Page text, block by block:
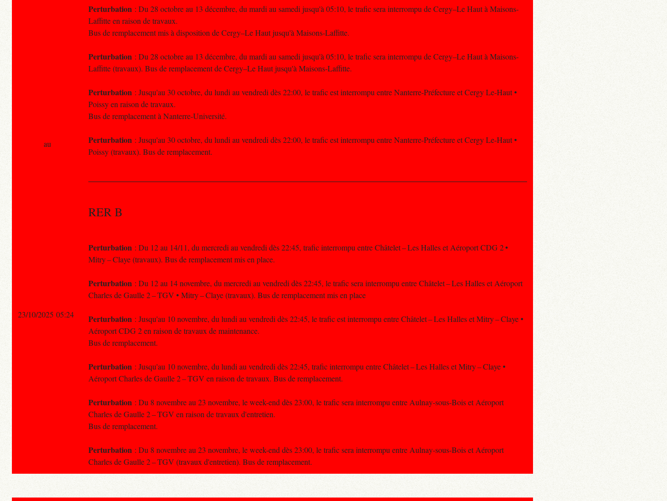
Perturbation : Du 28 octobre au 13 décembre, du mardi au samedi jusqu'à 05:10, le trafic sera interrompu de Cergy–Le Haut à Maisons-
Laffitte en raison de travaux.
Bus de remplacement mis à disposition de Cergy–Le Haut jusqu'à Maisons-Laffitte.
Perturbation : Du 28 octobre au 13 décembre, du mardi au samedi jusqu'à 05:10, le trafic sera interrompu de Cergy–Le Haut à Maisons-
Laffitte (travaux). Bus de remplacement de Cergy–Le Haut jusqu'à Maisons-Laffitte.
Perturbation : Jusqu'au 30 octobre, du lundi au vendredi dès 22:00, le trafic est interrompu entre Nanterre-Préfecture et Cergy Le-Haut •
Poissy en raison de travaux.
Bus de remplacement à Nanterre-Université.
Perturbation : Jusqu'au 30 octobre, du lundi au vendredi dès 22:00, le trafic est interrompu entre Nanterre-Préfecture et Cergy Le-Haut •
Poissy (travaux). Bus de remplacement.
RER B
Perturbation : Du 12 au 14/11, du mercredi au vendredi dès 22:45, trafic interrompu entre Châtelet – Les Halles et Aéroport CDG 2 •
Mitry – Claye (travaux). Bus de remplacement mis en place.
Perturbation : Du 12 au 14 novembre, du mercredi au vendredi dès 22:45, le trafic sera interrompu entre Châtelet – Les Halles et Aéroport
Charles de Gaulle 2 – TGV • Mitry – Claye (travaux). Bus de remplacement mis en place
Perturbation : Jusqu'au 10 novembre, du lundi au vendredi dès 22:45, le trafic est interrompu entre Châtelet – Les Halles et Mitry – Claye •
Aéroport CDG 2 en raison de travaux de maintenance.
Bus de remplacement.
Perturbation : Jusqu'au 10 novembre, du lundi au vendredi dès 22:45, trafic interrompu entre Châtelet – Les Halles et Mitry – Claye •
Aéroport Charles de Gaulle 2 – TGV en raison de travaux. Bus de remplacement.
Perturbation : Du 8 novembre au 23 novembre, le week-end dès 23:00, le trafic sera interrompu entre Aulnay-sous-Bois et Aéroport
Charles de Gaulle 2 – TGV en raison de travaux d'entretien.
Bus de remplacement.
Perturbation : Du 8 novembre au 23 novembre, le week-end dès 23:00, le trafic sera interrompu entre Aulnay-sous-Bois et Aéroport
Charles de Gaulle 2 – TGV (travaux d'entretien). Bus de remplacement.
au
23/10/2025 05:24